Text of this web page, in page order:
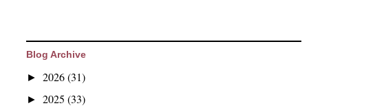
Blog Archive
► 2026(31)
► 2025 (33)